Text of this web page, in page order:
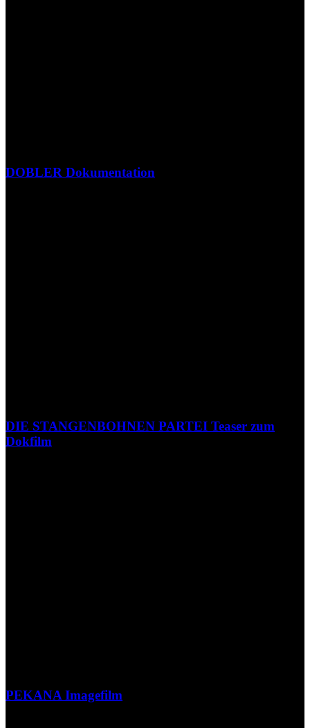
DOBLER Dokumentation
DIE STANGENBOHNEN PARTEI Teaser zum
Dokfilm
PEKANA Imagefilm